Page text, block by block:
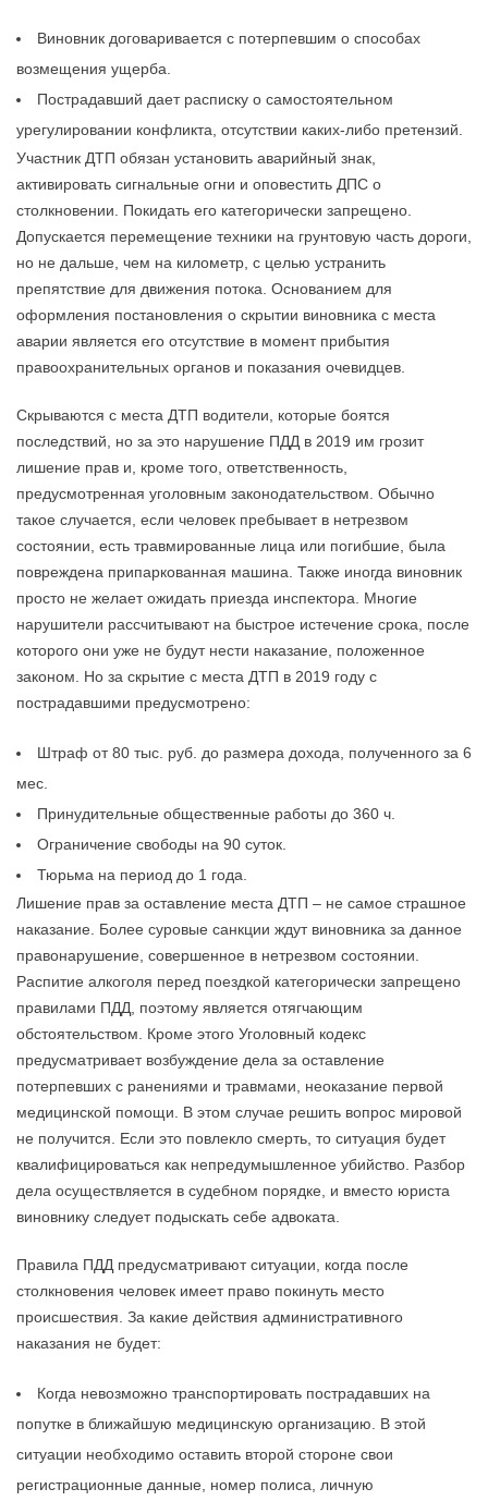
Виновник договаривается с потерпевшим о способах
возмещения ущерба.
Пострадавший дает расписку о самостоятельном
урегулировании конфликта, отсутствии каких-либо претензий.
Участник ДТП обязан установить аварийный знак,
активировать сигнальные огни и оповестить ДПС о
столкновении. Покидать его категорически запрещено.
Допускается перемещение техники на грунтовую часть дороги,
но не дальше, чем на километр, с целью устранить
препятствие для движения потока. Основанием для
оформления постановления о скрытии виновника с места
аварии является его отсутствие в момент прибытия
правоохранительных органов и показания очевидцев.
Скрываются с места ДТП водители, которые боятся
последствий, но за это нарушение ПДД в 2019 им грозит
лишение прав и, кроме того, ответственность,
предусмотренная уголовным законодательством. Обычно
такое случается, если человек пребывает в нетрезвом
состоянии, есть травмированные лица или погибшие, была
повреждена припаркованная машина. Также иногда виновник
просто не желает ожидать приезда инспектора. Многие
нарушители рассчитывают на быстрое истечение срока, после
которого они уже не будут нести наказание, положенное
законом. Но за скрытие с места ДТП в 2019 году с
пострадавшими предусмотрено:
Штраф от 80 тыс. руб. до размера дохода, полученного за 6
мес.
Принудительные общественные работы до 360 ч.
Ограничение свободы на 90 суток.
Тюрьма на период до 1 года.
Лишение прав за оставление места ДТП – не самое страшное
наказание. Более суровые санкции ждут виновника за данное
правонарушение, совершенное в нетрезвом состоянии.
Распитие алкоголя перед поездкой категорически запрещено
правилами ПДД, поэтому является отягчающим
обстоятельством. Кроме этого Уголовный кодекс
предусматривает возбуждение дела за оставление
потерпевших с ранениями и травмами, неоказание первой
медицинской помощи. В этом случае решить вопрос мировой
не получится. Если это повлекло смерть, то ситуация будет
квалифицироваться как непредумышленное убийство. Разбор
дела осуществляется в судебном порядке, и вместо юриста
виновнику следует подыскать себе адвоката.
Правила ПДД предусматривают ситуации, когда после
столкновения человек имеет право покинуть место
происшествия. За какие действия административного
наказания не будет:
Когда невозможно транспортировать пострадавших на
попутке в ближайшую медицинскую организацию. В этой
ситуации необходимо оставить второй стороне свои
регистрационные данные, номер полиса, личную